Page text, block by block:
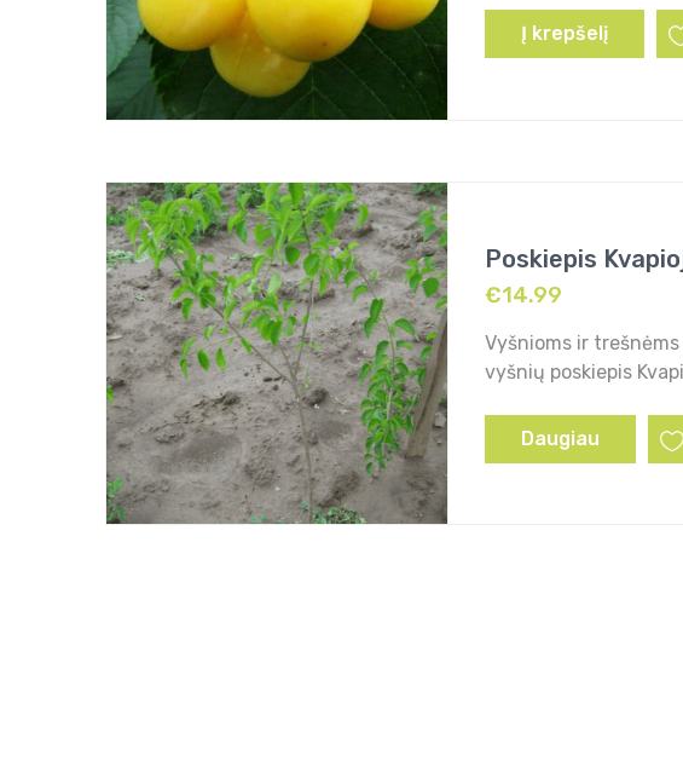
Į krepšelį
Poskiepis
€14.99
Vyšnioms ir
vyšnių poskiepis
Daugiau